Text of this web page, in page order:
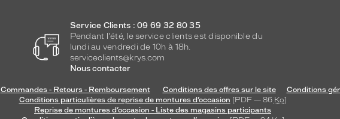
Service Clients : 09 69 32 80 35
Pendant l'été, le service clients est disponible du
lundi au vendredi de 10h à 18h.
serviceclients@krys.com
Nous contacter
Commandes - Retours - Remboursement Conditions des offres sur le site
Conditions
Conditions particulières de reprise de montures d’occasion [PDF — 86 Ko]
Reprise de montures d’occasion - Liste des magasins participants